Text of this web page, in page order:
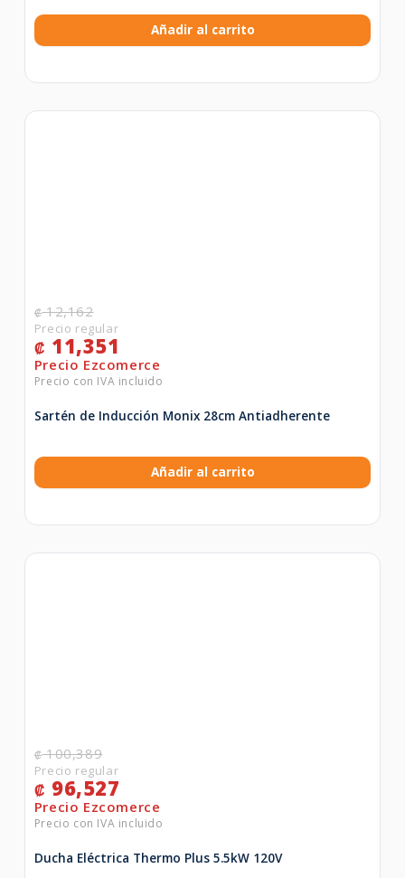
Añadir al carrito
₡12,162
₡ 11,351
Sartén de Inducción Monix 28cm Antiadherente
Añadir al carrito
₡100,389
₡ 96,527
Ducha Eléctrica Thermo Plus 5.5kW 120V